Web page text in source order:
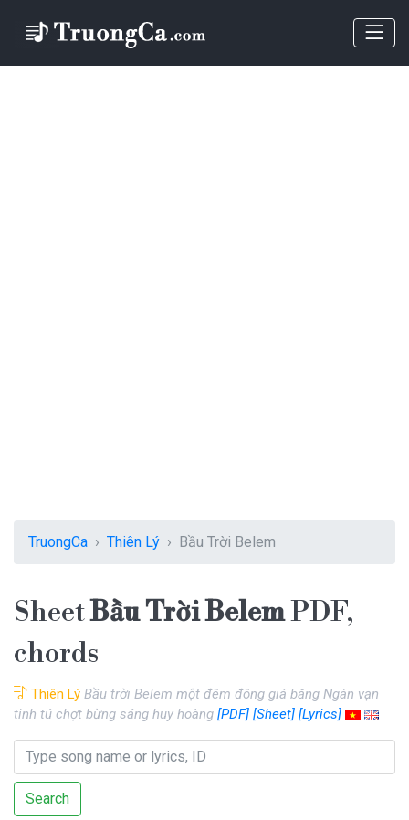
TruongCa Thiên Lý Bầu Trời Belem
SheetBầu Trời BelemPDF,
chords
Thiên Lý Bầu trời Belem một đêm đông giá băng Ngàn vạn
tinh tú chợt bừng sáng huy hoàng [PDF] [Sheet] [Lyrics]
Search